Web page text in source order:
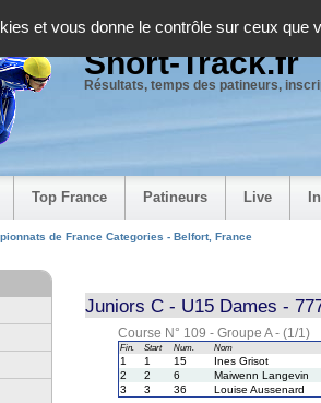
et vous donne le contrôle sur ceux que
Short-Track.fr
Résultats, temps des patineurs,
Top France Patineurs Live
de France Categories - Belfort, France
Juniors C - U15 Dames -
Course N° 109 - Groupe A - (1/1)
Fin. Start Num. Nom
1 1 15
Ines Grisot
2
2 6
Maiwenn Langevin
3
3 36 Louise Aussenard